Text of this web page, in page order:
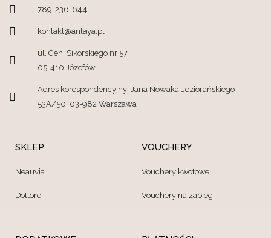
789-236-644
kontakt@anlaya.pl
ul. Gen. Sikorskiego nr 57
05-410 Józefów
Adres korespondencyjny: Jana Nowaka-Jeziorańskiego
53A/50, 03-982 Warszawa
SKLEP
Neauvia
Dottore
VOUCHERY
Vouchery kwotowe
Vouchery na zabiegi